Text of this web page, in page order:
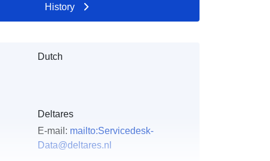
History
Dutch
Deltares
E-mail: mailto:Servicedesk-
Data@deltares.nl